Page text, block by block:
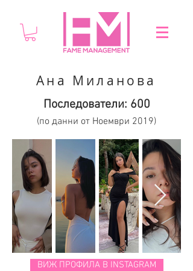
Ана Миланова
Последователи: 600
(по данни от Ноември 2019)
ВИЖ ПРОФИЛА В INSTAGRAM